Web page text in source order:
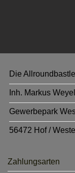
Die
Inh. Markus Weyel
Gewerbepark
56472 Hof /
Zahlungsarten